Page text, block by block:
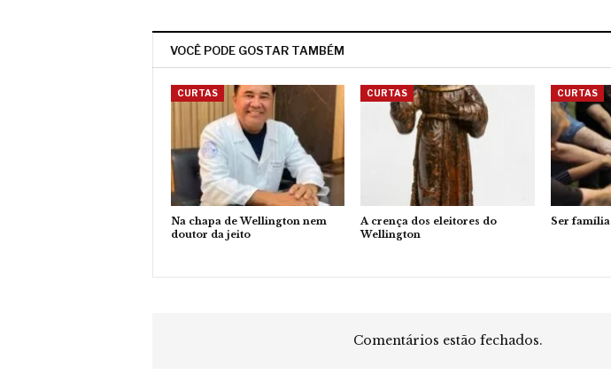
VOCÊ PODE GOSTAR TAMBÉM
CURTAS
Na chapa de Wellington nem
doutor da jeito
CURTAS
A crença dos eleitores do
Wellington
CURTAS
Ser família
Comentários estão fechados.